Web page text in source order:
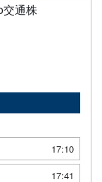
通株
17:10
17:41